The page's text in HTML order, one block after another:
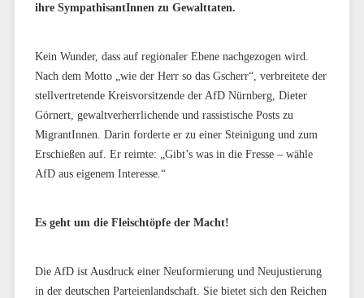
ihre SympathisantInnen zu Gewalttaten.
Kein Wunder, dass auf regionaler Ebene nachgezogen wird.
Nach dem Motto „wie der Herr so das Gscherr“, verbreitete der
stellvertretende Kreisvorsitzende der AfD Nürnberg, Dieter
Görnert, gewaltverherrlichende und rassistische Posts zu
MigrantInnen. Darin forderte er zu einer Steinigung und zum
Erschießen auf. Er reimte: „Gibt’s was in die Fresse – wähle
AfD aus eigenem Interesse.“
Es geht um die Fleischtöpfe der Macht!
Die AfD ist Ausdruck einer Neuformierung und Neujustierung
in der deutschen Parteienlandschaft. Sie bietet sich den Reichen